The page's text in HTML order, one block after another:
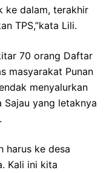
ke dalam, terakhir
TPS,”kata Lili.
70 orang Daftar
masyarakat Punan
menyalurkan
Sajau yang letaknya
harus ke desa
Kali ini kita